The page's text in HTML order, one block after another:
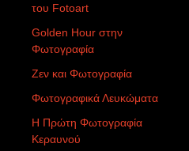
του Fotoart
Golden Hour στην
Φωτογραφία
Ζεν και Φωτογραφία
Φωτογραφικά Λευκώματα
Η Πρώτη Φωτογραφία
Κεραυνού